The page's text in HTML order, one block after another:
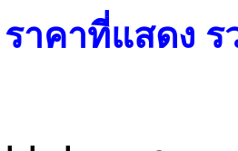
ราคาที่แสดง